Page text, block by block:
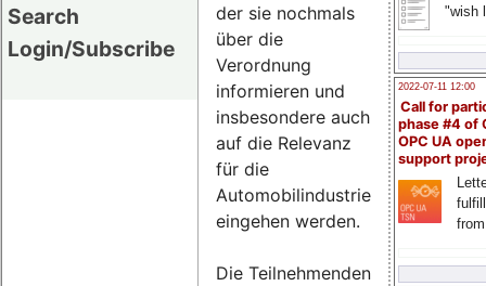
Search
Login/Subscribe
"wish
2022-07-11 12:00
Call for
phase #4 of
OPC UA
support
der sie nochmals
über die
Verordnung
informieren und
insbesondere auch
auf die Relevanz
für die
Automobilindustrie
eingehen werden.
Die Teilnehmenden